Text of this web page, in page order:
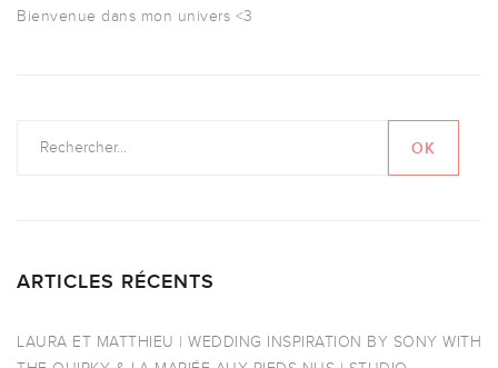
Bienvenue dans mon univers <3
ARTICLES RÉCENTS
LAURA ET MATTHIEU | WEDDING INSPIRATION BY SONY WITH